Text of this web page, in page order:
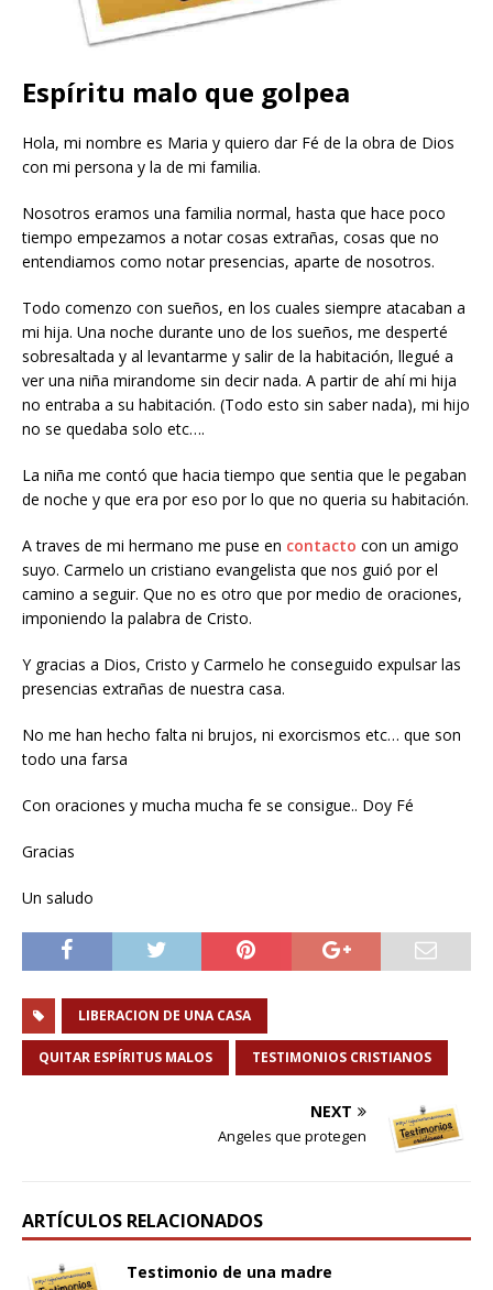
Espíritu malo que golpea
Hola, mi nombre es Maria y quiero dar Fé de la obra de Dios
con mi persona y la de mi familia.
Nosotros eramos una familia normal, hasta que hace poco
tiempo empezamos a notar cosas extrañas, cosas que no
entendiamos como notar presencias, aparte de nosotros.
Todo comenzo con sueños, en los cuales siempre atacaban a
mi hija. Una noche durante uno de los sueños, me desperté
sobresaltada y al levantarme y salir de la habitación, llegué a
ver una niña mirandome sin decir nada. A partir de ahí mi hija
no entraba a su habitación. (Todo esto sin saber nada), mi hijo
no se quedaba solo etc….
La niña me contó que hacia tiempo que sentia que le pegaban
de noche y que era por eso por lo que no queria su habitación.
A traves de mi hermano me puse en contacto con un amigo
suyo. Carmelo un cristiano evangelista que nos guió por el
camino a seguir. Que no es otro que por medio de oraciones,
imponiendo la palabra de Cristo.
Y gracias a Dios, Cristo y Carmelo he conseguido expulsar las
presencias extrañas de nuestra casa.
No me han hecho falta ni brujos, ni exorcismos etc… que son
todo una farsa
Con oraciones y mucha mucha fe se consigue.. Doy Fé
Gracias
Un saludo
LIBERACION DE UNA CASA
QUITAR ESPÍRITUS MALOS TESTIMONIOS CRISTIANOS
NEXT
Angeles que protegen
ARTÍCULOS RELACIONADOS
Testimonio de una madre